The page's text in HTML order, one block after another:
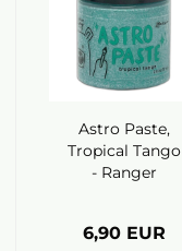
Astro Paste,
Tropical Tango
- Ranger
6,90 EUR